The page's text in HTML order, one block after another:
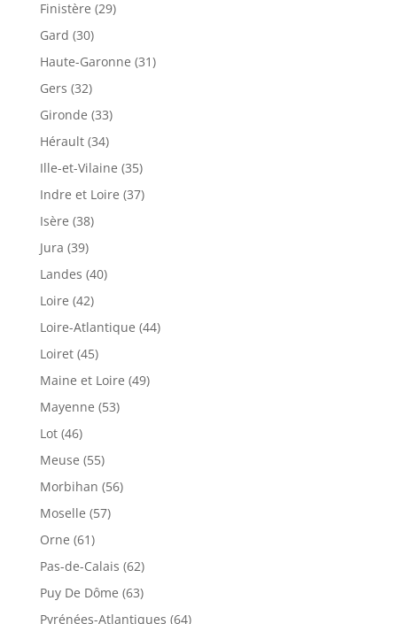
Finistère (29)
Gard (30)
Haute-Garonne (31)
Gers (32)
Gironde (33)
Hérault (34)
Ille-et-Vilaine (35)
Indre et Loire (37)
Isère (38)
Jura (39)
Landes (40)
Loire (42)
Loire-Atlantique (44)
Loiret (45)
Maine et Loire (49)
Mayenne (53)
Lot (46)
Meuse (55)
Morbihan (56)
Moselle (57)
Orne (61)
Pas-de-Calais (62)
Puy De Dôme (63)
Pyrénées-Atlantiques (64)